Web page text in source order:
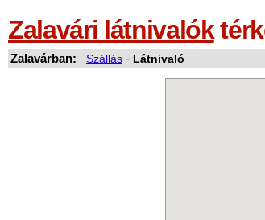
Zalavári látnivalók
Zalavárban: Szállás - Látnivaló